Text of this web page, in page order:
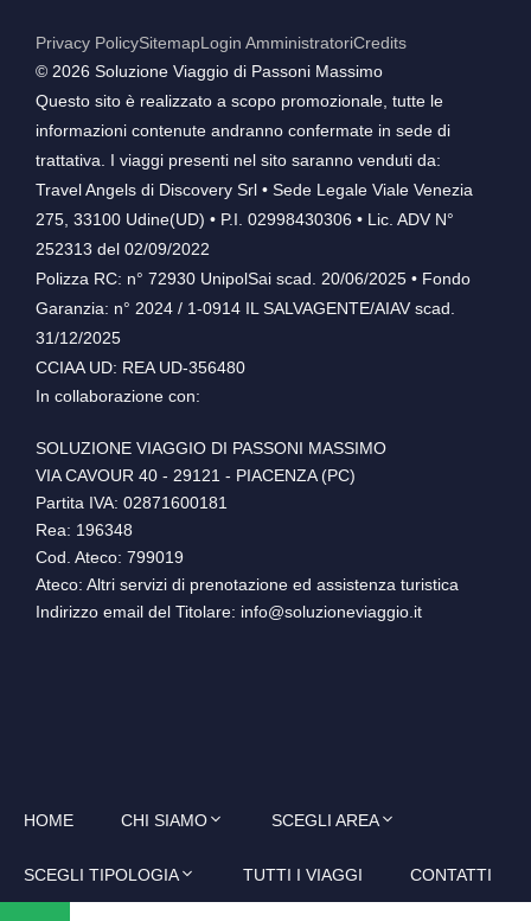
Privacy PolicySitemapLogin AmministratoriCredits
©️ 2026 Soluzione Viaggio di Passoni Massimo
Questo sito è realizzato a scopo promozionale, tutte le
informazioni contenute andranno confermate in sede di
trattativa. I viaggi presenti nel sito saranno venduti da:
Travel Angels di Discovery Srl • Sede Legale Viale Venezia
275, 33100 Udine(UD) • P.I. 02998430306 • Lic. ADV N°
252313 del 02/09/2022
Polizza RC: n° 72930 UnipolSai scad. 20/06/2025 • Fondo
Garanzia: n° 2024 / 1-0914 IL SALVAGENTE/AIAV scad.
31/12/2025
CCIAA UD: REA UD-356480
In collaborazione con:
SOLUZIONE VIAGGIO DI PASSONI MASSIMO
VIA CAVOUR 40 - 29121 - PIACENZA (PC)
Partita IVA: 02871600181
Rea: 196348
Cod. Ateco: 799019
Ateco: Altri servizi di prenotazione ed assistenza turistica
Indirizzo email del Titolare: info@soluzioneviaggio.it
HOME CHI SIAMO SCEGLI AREA
SCEGLI TIPOLOGIA TUTTI I VIAGGI CONTATTI